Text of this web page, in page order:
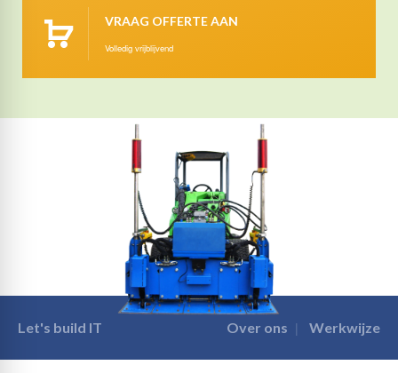
VRAAG OFFERTE AAN
Volledig vrijblijvend
Let's build IT Over ons Werkwijze